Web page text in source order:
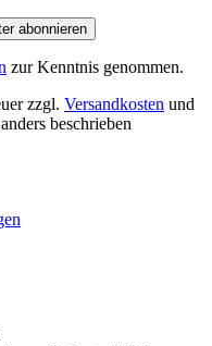
abonnieren
zur Kenntnis genommen.
zzgl. Versandkosten und
beschrieben